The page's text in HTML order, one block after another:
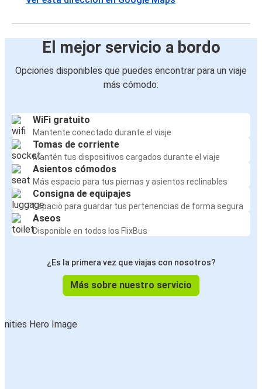
El mejor servicio a bordo
Opciones disponibles que puedes encontrar para un viaje
más cómodo:
WiFi gratuito
Mantente conectado durante el viaje
Tomas de corriente
Mantén tus dispositivos cargados durante el viaje
Asientos cómodos
Más espacio para tus piernas y asientos reclinables
Consigna de equipajes
Espacio para guardar tus pertenencias de forma segura
Aseos
Disponible en todos los FlixBus
¿Es la primera vez que viajas con nosotros?
Más sobre nuestro servicio